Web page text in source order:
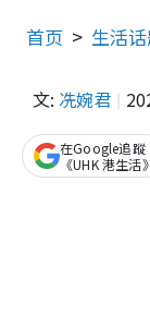
首页 生活
文: 冼婉君
在Google追蹤
《UHK 港生活》